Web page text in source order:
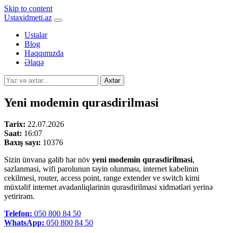
Skip to content
Ustaxidmeti.az
Ustalar
Blog
Haqqımızda
Əlaqə
Axtar
Yeni modemin qurasdirilmasi
Tarix: 22.07.2026
Saat: 16:07
Baxış sayı: 10376
Sizin ünvana gəlib hər növ yeni modemin qurasdirilmasi,
sazlanmasi, wifi parolunun təyin olunması, internet kabelinin
cekilmesi, router, access point, range extender ve switch kimi
müxtəlif internet avadanliqlarinin qurasdirilmasi xidmətləri yerinə
yetirirəm.
Telefon: 050 800 84 50
WhatsApp: 050 800 84 50